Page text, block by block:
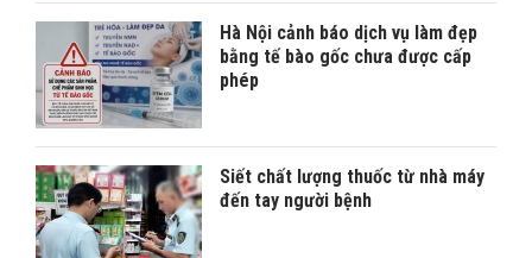
Hà Nội cảnh báo dịch vụ làm đẹp
bằng tế bào gốc chưa được cấp
phép
Siết chất lượng thuốc từ nhà máy
đến tay người bệnh